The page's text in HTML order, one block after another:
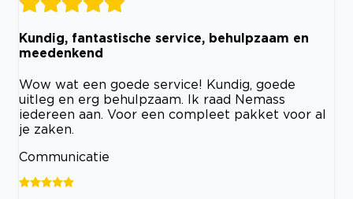
Kundig, fantastische service, behulpzaam en
meedenkend
Wow wat een goede service! Kundig, goede
uitleg en erg behulpzaam. Ik raad Nemass
iedereen aan. Voor een compleet pakket voor al
je zaken.
Communicatie